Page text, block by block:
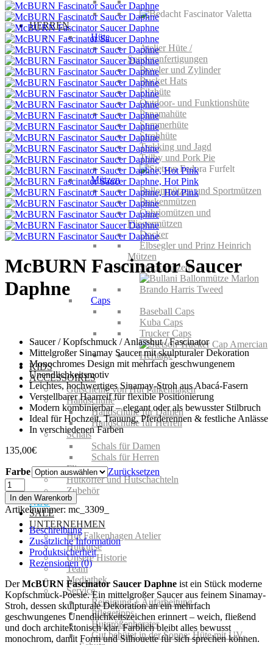
HERREN
Hüte
Atelier Hüte /
Sonderanfertigungen
Bowler und Zylinder
Bucket Hats
Filzhüte
Outdoor- und Funktionshüte
Panamahüte
Sommerhüte
Strohhüte
Trekking und Jagd
Trilby und Pork Pie
Mützen
Ballonmützen und Sportmützen
Baskenmützen
Cabriomützen und
Fliegermützen
Docker
Elbsegler und Prinz Heinrich
Mützen
Strickmützen
Caps
Baseball Caps
Kuba Caps
Trucker Caps
KIDS
ACCESSOIRES
Gutscheine von Hut Falkenhagen
Handschuhe
Handschuhe für Damen
Handschuhe für Herren
Schals
Schals für Damen
Schals für Herren
Fliegen
Hutkoffer und Hutschachteln
Zubehör
NEU
SALE
UNTERNEHMEN
Hut Falkenhagen Atelier
Hutkurse
Unsere Historie
Team
Mediathek
Service
Reinigung + Aufarbeitung
Pflegetipps
Hutgrößenberater
Gut behütet in der Sonne: Hüte mit UV-
McBURN Fascinator Saucer
Daphne
Saucer / Kopfschmuck / Anlasshut / Fascinator
Mittelgroßer Sinamay Saucer mit skulpturaler Dekoration
Monochromes Design mit mehrfach geschwungenem
Unendlichkeitsmotiv
Leichtes, hochwertiges Sinamay-Stroh aus Abacá-Fasern
Verstellbarer Haarreif für flexible Positionierung
Modern kombinierbar – elegant oder als bewusster Stilbruch
Ideal für Hochzeit, Trauung, Pferderennen & festliche Anlässe
In verschiedenen Farben
135,00€
Farbe
Zurücksetzen
McBURN
Fascinator
Saucer
Daphne
Menge
In den Warenkorb
Artikelnummer: mc_3309_
Beschreibung
Zusätzliche Information
Produktsicherheit
Rezensionen (0)
DerMcBURN Fascinator Saucer Daphne ist ein Stück moderne
Kopfschmuck-Poesie. Ein mittelgroßer Saucer aus feinem Sinamay-
Stroh, dessen skulpturale Dekoration an ein mehrfach
geschwungenes Unendlichkeitszeichen erinnert – weich, fließend
und doch architektonisch klar. Farblich bleibt alles bewusst
monochrom, damit Form und Silhouette für sich sprechen können.